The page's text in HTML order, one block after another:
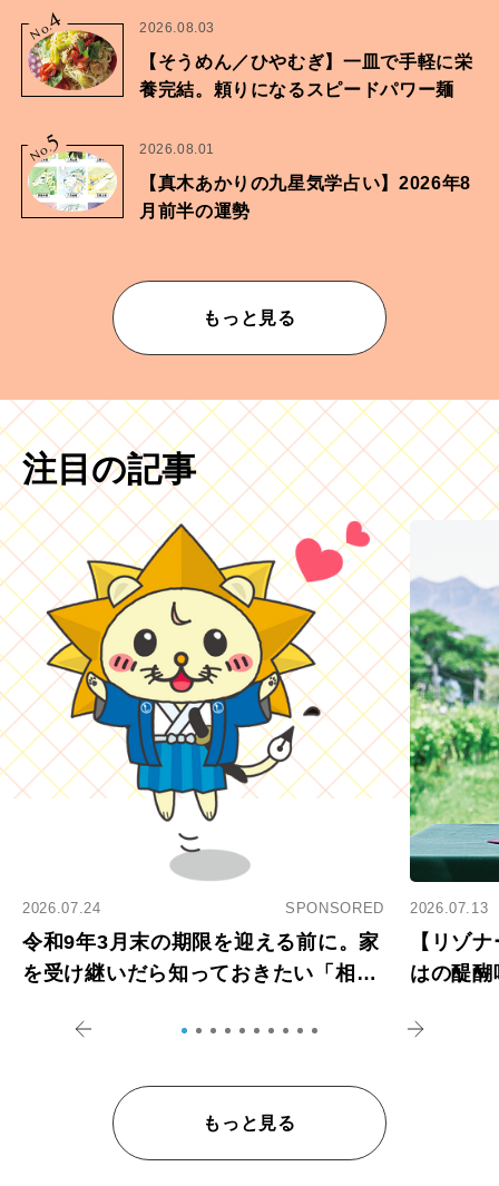
No.
4 2026.08.03
【そうめん／ひやむぎ】一皿で手軽に栄
養完結。頼りになるスピードパワー麺
No.
5 2026.08.01
【真木あかりの九星気学占い】2026年8
月前半の運勢
もっと見る
注目の記事
2026.07.24 SPONSORED
令和9年3月末の期限を迎える前に。家
を受け継いだら知っておきたい「相続
2026.07.13
【リゾ
はの醍
もっと見る